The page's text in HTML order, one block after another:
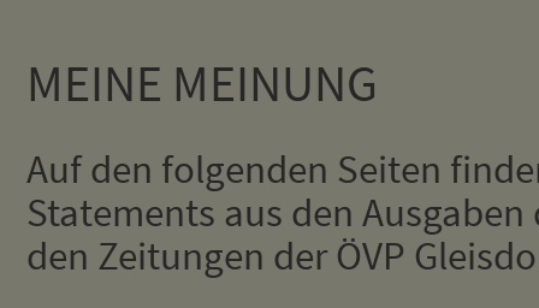
MEINE MEINUNG
Auf den folgenden Seiten
Statements aus den
den Zeitungen der ÖVP